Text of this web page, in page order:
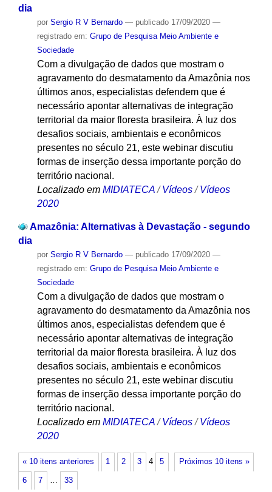
dia
por Sergio R V Bernardo — publicado17/09/2020 —
registrado em: Grupo de Pesquisa Meio Ambiente e
Sociedade
Com a divulgação de dados que mostram o
agravamento do desmatamento da Amazônia nos
últimos anos, especialistas defendem que é
necessário apontar alternativas de integração
territorial da maior floresta brasileira. À luz dos
desafios sociais, ambientais e econômicos
presentes no século 21, este webinar discutiu
formas de inserção dessa importante porção do
território nacional.
Localizado em MIDIATECA /Vídeos /Vídeos
2020
Amazônia: Alternativas à Devastação - segundo
dia
por Sergio R V Bernardo — publicado17/09/2020 —
registrado em: Grupo de Pesquisa Meio Ambiente e
Sociedade
Com a divulgação de dados que mostram o
agravamento do desmatamento da Amazônia nos
últimos anos, especialistas defendem que é
necessário apontar alternativas de integração
territorial da maior floresta brasileira. À luz dos
desafios sociais, ambientais e econômicos
presentes no século 21, este webinar discutiu
formas de inserção dessa importante porção do
território nacional.
Localizado em MIDIATECA /Vídeos /Vídeos
2020
« 10 itens anteriores Próximos 10 itens »
1 2 3 4 5
6 7 … 33